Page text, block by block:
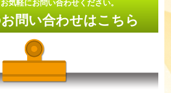
気軽にお問い合わせください。
問い合わせはこちら